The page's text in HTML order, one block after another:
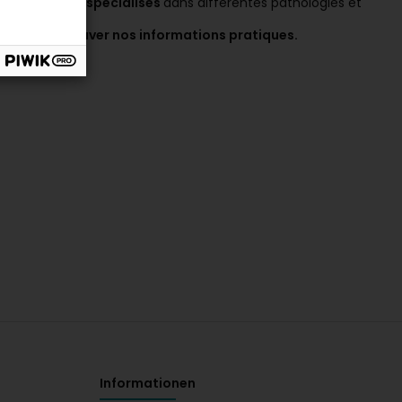
et retrouver nos informations pratiques.
Informationen